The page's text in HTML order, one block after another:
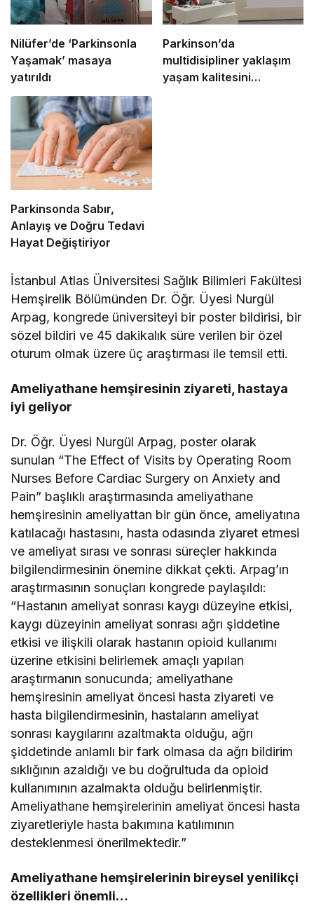
Nilüfer’de ‘Parkinsonla
Yaşamak’ masaya
yatırıldı
Parkinson’da
multidisipliner yaklaşım
yaşam kalitesini
Parkinsonda Sabır,
Anlayış ve Doğru Tedavi
Hayat Değiştiriyor
İstanbul Atlas Üniversitesi Sağlık Bilimleri Fakültesi
Hemşirelik Bölümünden Dr. Öğr. Üyesi Nurgül
Arpag, kongrede üniversiteyi bir poster bildirisi, bir
sözel bildiri ve 45 dakikalık süre verilen bir özel
oturum olmak üzere üç araştırması ile temsil etti.
Ameliyathane hemşiresinin ziyareti, hastaya
iyi geliyor
Dr. Öğr. Üyesi Nurgül Arpag, poster olarak
sunulan “The Effect of Visits by Operating Room
Nurses Before Cardiac Surgery on Anxiety and
Pain” başlıklı araştırmasında ameliyathane
hemşiresinin ameliyattan bir gün önce, ameliyatına
katılacağı hastasını, hasta odasında ziyaret etmesi
ve ameliyat sırası ve sonrası süreçler hakkında
bilgilendirmesinin önemine dikkat çekti. Arpag’ın
araştırmasının sonuçları kongrede paylaşıldı:
“Hastanın ameliyat sonrası kaygı düzeyine etkisi,
kaygı düzeyinin ameliyat sonrası ağrı şiddetine
etkisi ve ilişkili olarak hastanın opioid kullanımı
üzerine etkisini belirlemek amaçlı yapılan
araştırmanın sonucunda; ameliyathane
hemşiresinin ameliyat öncesi hasta ziyareti ve
hasta bilgilendirmesinin, hastaların ameliyat
sonrası kaygılarını azaltmakta olduğu, ağrı
şiddetinde anlamlı bir fark olmasa da ağrı bildirim
sıklığının azaldığı ve bu doğrultuda da opioid
kullanımının azalmakta olduğu belirlenmiştir.
Ameliyathane hemşirelerinin ameliyat öncesi hasta
ziyaretleriyle hasta bakımına katılımının
desteklenmesi önerilmektedir.”
Ameliyathane hemşirelerinin bireysel yenilikçi
özellikleri önemli…